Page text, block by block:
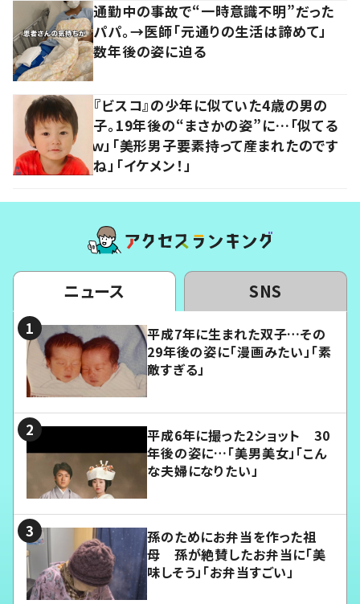
通勤中の事故で“一時意識不明”だった
パパ。→医師「元通りの生活は諦めて」
数年後の姿に迫る
『ビスコ』の少年に似ていた4歳の男の
子。19年後の“まさかの姿”に…「似てる
ｗ」「美形男子要素持って産まれたのです
ね」「イケメン！」
ニュース SNS
平成7年に生まれた双子…その
29年後の姿に「漫画みたい」「素
敵すぎる」
平成6年に撮った2ショット 30
年後の姿に…「美男美女」「こん
な夫婦になりたい」
孫のためにお弁当を作った祖
母 孫が絶賛したお弁当に「美
味しそう」「お弁当すごい」